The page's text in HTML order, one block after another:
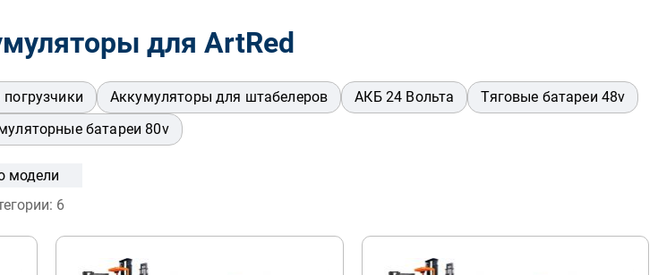
для ArtRed
Аккумуляторы для штабелеров АКБ 24 Вольта
Тяговые батареи 48v
батареи 80v
модели
6